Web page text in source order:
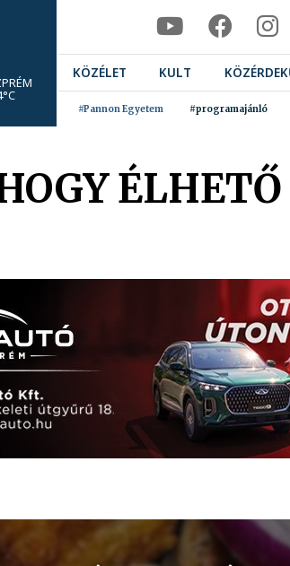
KÖZÉLET KULT
#Pannon Egyetem #programajánló